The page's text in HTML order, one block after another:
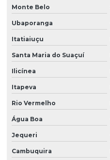
Monte Belo
Ubaporanga
Itatiaiuçu
Santa Maria do Suaçuí
Ilicínea
Itapeva
Rio Vermelho
Água Boa
Jequeri
Cambuquira